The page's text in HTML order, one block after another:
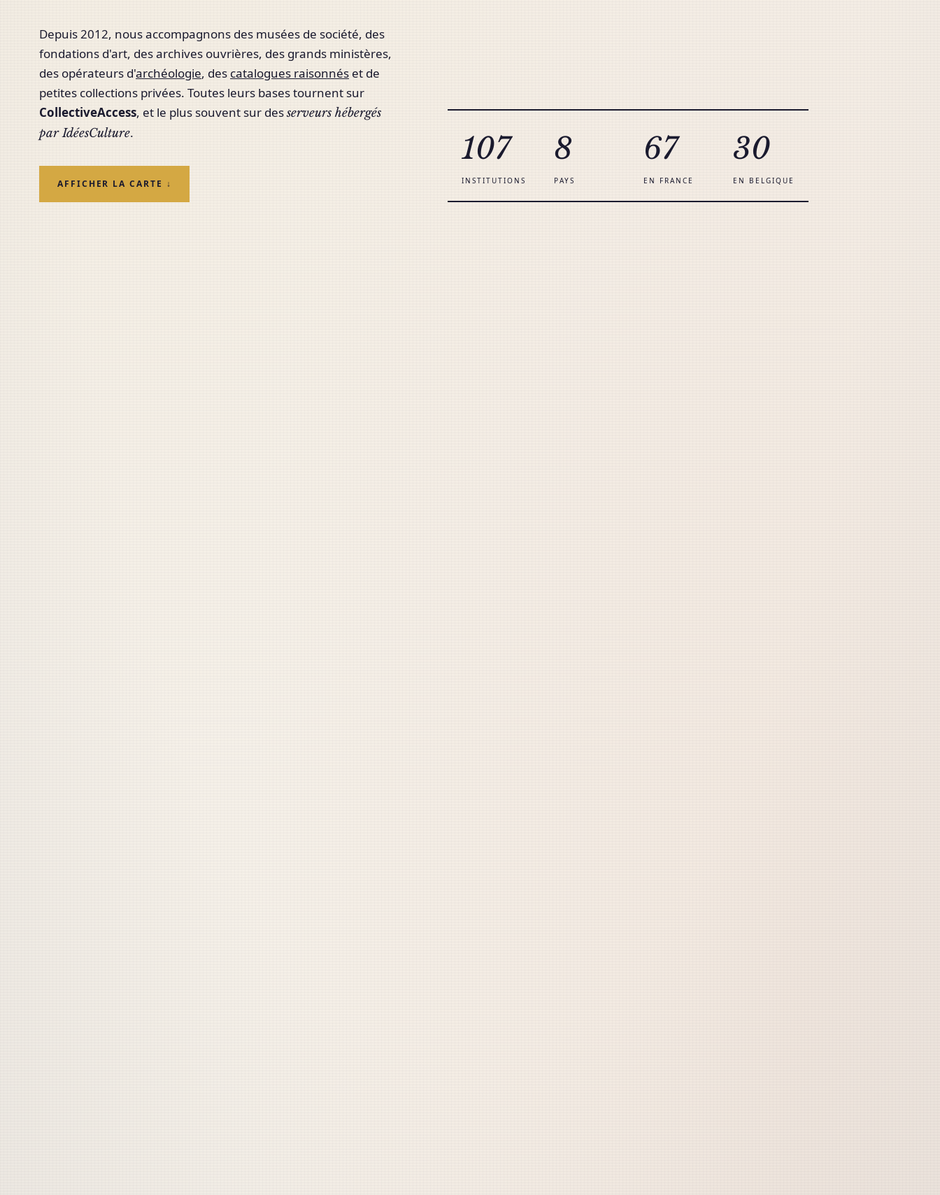
Depuis 2012, nous accompagnons des musées de société, des
fondations d'art, des archives ouvrières, des grands ministères,
des opérateurs d'archéologie, des catalogues raisonnés et de
petites collections privées. Toutes leurs bases tournent sur
CollectiveAccess, et le plus souvent sur desserveurs hébergés
par IdéesCulture.
AFFICHER LA CARTE ↓
107
INSTITUTIONS
8
PAYS
67
EN FRANCE
30
EN BELGIQUE